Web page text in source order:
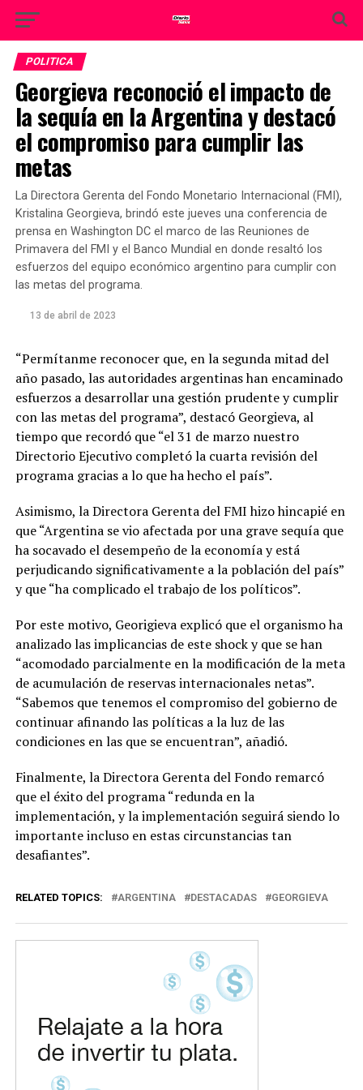
POLITICA
Georgieva reconoció el impacto de
la sequía en la Argentina y destacó
el compromiso para cumplir las
metas
La Directora Gerenta del Fondo Monetario Internacional (FMI),
Kristalina Georgieva, brindó este jueves una conferencia de
prensa en Washington DC el marco de las Reuniones de
Primavera del FMI y el Banco Mundial en donde resaltó los
esfuerzos del equipo económico argentino para cumplir con
las metas del programa.
13 de abril de 2023
“Permítanme reconocer que, en la segunda mitad del
año pasado, las autoridades argentinas han encaminado
esfuerzos a desarrollar una gestión prudente y cumplir
con las metas del programa”, destacó Georgieva, al
tiempo que recordó que “el 31 de marzo nuestro
Directorio Ejecutivo completó la cuarta revisión del
programa gracias a lo que ha hecho el país”.
Asimismo, la Directora Gerenta del FMI hizo hincapié en
que “Argentina se vio afectada por una grave sequía que
ha socavado el desempeño de la economía y está
perjudicando significativamente a la población del país”
y que “ha complicado el trabajo de los políticos”.
Por este motivo, Georigieva explicó que el organismo ha
analizado las implicancias de este shock y que se han
“acomodado parcialmente en la modificación de la meta
de acumulación de reservas internacionales netas”.
“Sabemos que tenemos el compromiso del gobierno de
continuar afinando las políticas a la luz de las
condiciones en las que se encuentran”, añadió.
Finalmente, la Directora Gerenta del Fondo remarcó
que el éxito del programa “redunda en la
implementación, y la implementación seguirá siendo lo
importante incluso en estas circunstancias tan
desafiantes”.
RELATED TOPICS: ARGENTINA DESTACADAS GEORGIEVA